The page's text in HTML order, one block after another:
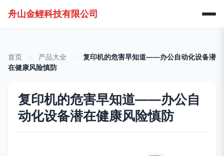
舟山金鲤科技有限公司
首页 产品大全
复印机的危害早知道——办公自动化设备潜
在健康风险慎防
复印机的危害早知道——办公自
动化设备潜在健康风险慎防